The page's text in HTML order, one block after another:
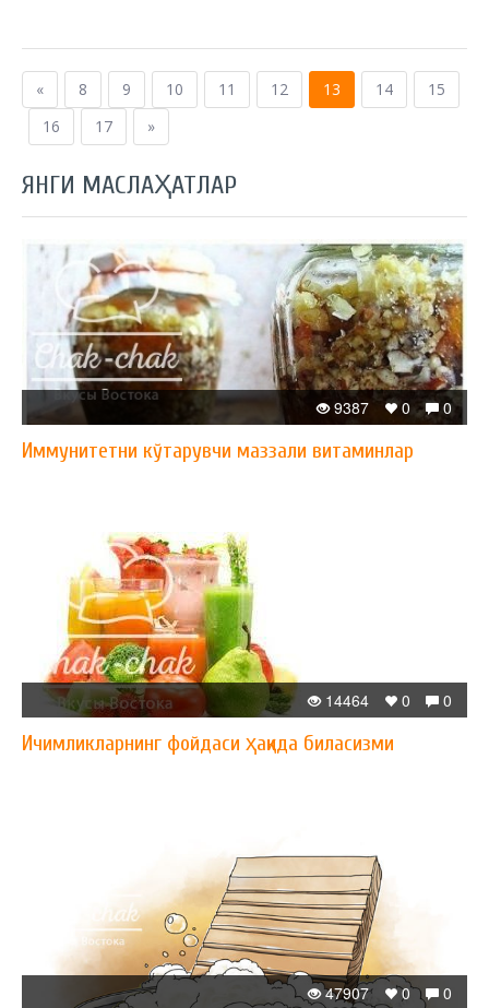
« 8 9 10 11 12 13 14
15
16
17 »
ЯНГИ МАСЛАҲАТЛАР
0
0
9387
Иммунитетни кўтарувчи маззали витаминлар
0
0
14464
Ичимликларнинг фойдаси ҳақида биласизми
0
0
47907